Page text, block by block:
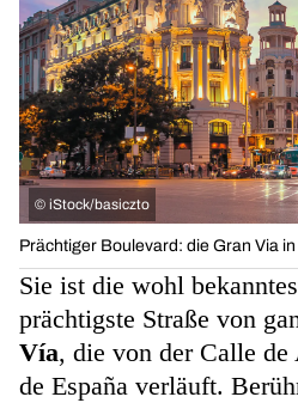
© iStock/basiczto
Prächtiger Boulevard: die Gran Via in
Sie ist die wohl
prächtigste Straße von
Vía, die von der Calle
de España verläuft.